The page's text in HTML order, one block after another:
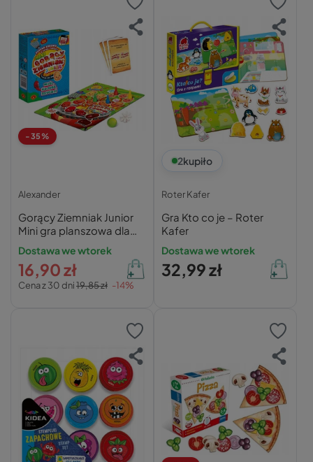
-35%
Alexander
Gorący Ziemniak Junior
Mini gra planszowa dla
dzieci 4+ Alexander
Dostawa we wtorek
Cena z 30 dni19,85 zł -14%
16,90 zł
2kupiło
Roter Kafer
Gra Kto co je – Roter
Kafer
Dostawa we wtorek
32,99 zł